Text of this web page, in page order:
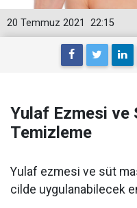
22:15
20 Temmuz 2021
Yulaf Ezmesi ve
Temizleme
Yulaf ezmesi ve süt
cilde uygulanabilecek